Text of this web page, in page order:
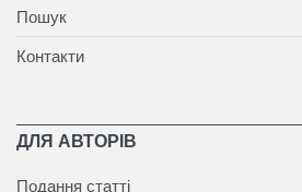
Пошук
Контакти
ДЛЯ АВТОРІВ
Подання статті